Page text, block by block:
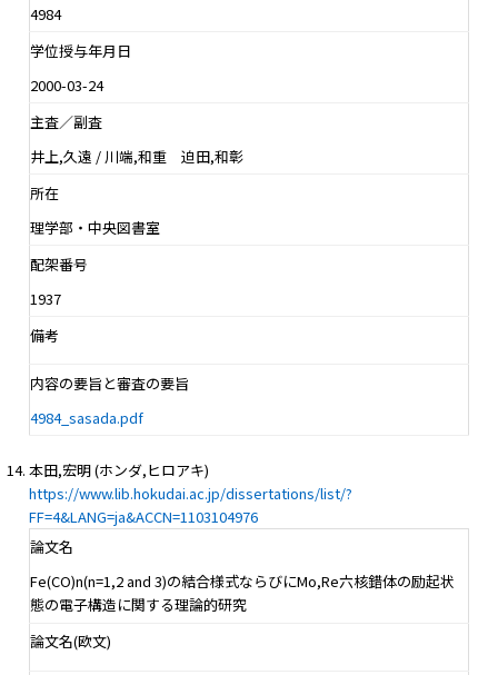
4984
学位授与年月日
2000-03-24
主査／副査
井上,久遠 / 川端,和重 迫田,和彰
所在
理学部・中央図書室
配架番号
1937
備考
内容の要旨と審査の要旨
4984_sasada.pdf
本田,宏明 (ホンダ,ヒロアキ)
https://www.lib.hokudai.ac.jp/dissertations/list/?
FF=4&LANG=ja&ACCN=1103104976
論文名
Fe(CO)n(n=1,2 and 3)の結合様式ならびにMo,Re六核錯体の励起状
態の電子構造に関する理論的研究
論文名(欧文)